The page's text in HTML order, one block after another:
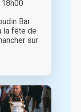
Bar
la fête de
sur